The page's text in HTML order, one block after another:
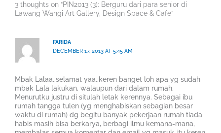
3 thoughts on “PIN2013 (3): Berguru dari para senior di
Lawang Wangi Art Gallery, Design Space & Cafe”
FARIDA
DECEMBER 17, 2013 AT 5:45 AM
Mbak Lalaa..selamat yaa..keren banget loh apa yg sudah
mbak Lala lakukan, walaupun dari dalam rumah.
Menurutku justru di situlah letak kerennya. Sebagai ibu
rumah tangga tulen (yg menghabiskan sebagian besar
waktu di rumah) dg begitu banyak pekerjaan rumah tiada
habis masih bisa berkarya, berbagi ilmu kemana-mana,